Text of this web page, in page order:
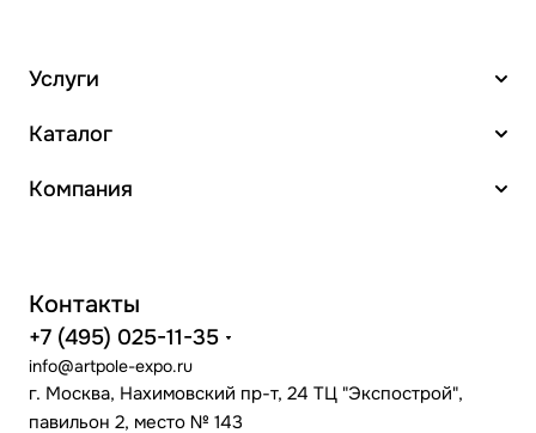
Услуги
Каталог
Компания
Контакты
+7 (495) 025-11-35
info@artpole-expo.ru
г. Москва, Нахимовский пр-т, 24 ТЦ "Экспострой",
павильон 2, место № 143